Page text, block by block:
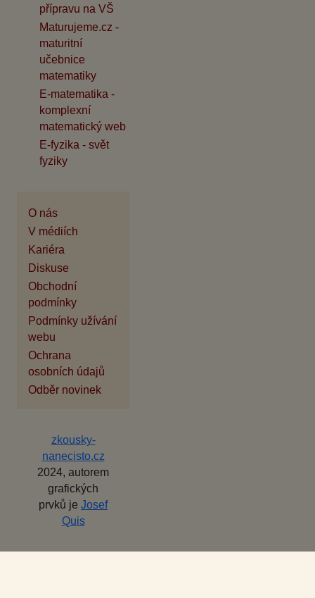
přípravu na VŠ
Maturujeme.cz -
maturitní
učebnice
matematiky
E-matematika -
komplexní
matematický web
E-fyzika - svět
fyziky
O nás
V médiích
Kariéra
Diskuse
Obchodní
podmínky
Podmínky užívání
webu
Ochrana
osobních údajů
Odběr novinek
zkousky-
nanecisto.cz
2024, autorem
grafických
prvků je Josef
Quis